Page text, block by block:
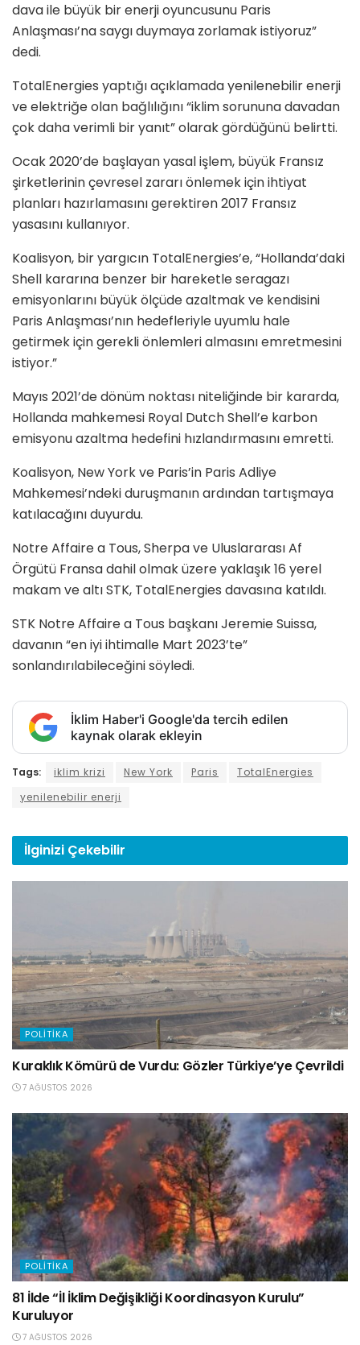
dava ile büyük bir enerji oyuncusunu Paris
Anlaşması’na saygı duymaya zorlamak istiyoruz”
dedi.
TotalEnergies yaptığı açıklamada yenilenebilir enerji
ve elektriğe olan bağlılığını “iklim sorununa davadan
çok daha verimli bir yanıt” olarak gördüğünü belirtti.
Ocak 2020’de başlayan yasal işlem, büyük Fransız
şirketlerinin çevresel zararı önlemek için ihtiyat
planları hazırlamasını gerektiren 2017 Fransız
yasasını kullanıyor.
Koalisyon, bir yargıcın TotalEnergies’e, “Hollanda’daki
Shell kararına benzer bir hareketle seragazı
emisyonlarını büyük ölçüde azaltmak ve kendisini
Paris Anlaşması’nın hedefleriyle uyumlu hale
getirmek için gerekli önlemleri almasını emretmesini
istiyor.”
Mayıs 2021’de dönüm noktası niteliğinde bir kararda,
Hollanda mahkemesi Royal Dutch Shell’e karbon
emisyonu azaltma hedefini hızlandırmasını emretti.
Koalisyon, New York ve Paris’in Paris Adliye
Mahkemesi’ndeki duruşmanın ardından tartışmaya
katılacağını duyurdu.
Notre Affaire a Tous, Sherpa ve Uluslararası Af
Örgütü Fransa dahil olmak üzere yaklaşık 16 yerel
makam ve altı STK, TotalEnergies davasına katıldı.
STK Notre Affaire a Tous başkanı Jeremie Suissa,
davanın “en iyi ihtimalle Mart 2023’te”
sonlandırılabileceğini söyledi.
İklim Haber'i Google'da tercih edilen
kaynak olarak ekleyin
Tags: iklim krizi New York Paris
TotalEnergies
yenilenebilir enerji
İlginizi Çekebilir
POLITIKA
Kuraklık Kömürü de Vurdu: Gözler Türkiye’ye Çevrildi
7 AĞUSTOS 2026
POLITIKA
81 İlde “İl İklim Değişikliği Koordinasyon Kurulu”
Kuruluyor
7 AĞUSTOS 2026